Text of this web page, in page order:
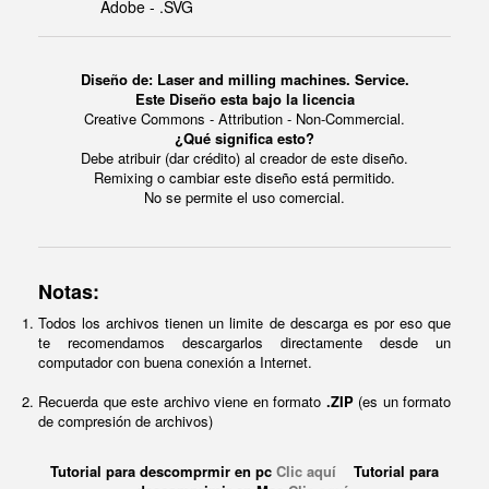
Adobe - .SVG
Diseño de: Laser and milling machines. Service.
Este Diseño esta bajo la licencia
Creative Commons - Attribution - Non-Commercial.
¿Qué significa esto?
Debe atribuir (dar crédito) al creador de este diseño.
Remixing o cambiar este diseño está permitido.
No se permite el uso comercial.
Notas:
Todos los archivos tienen un limite de descarga es por eso que
te recomendamos descargarlos directamente desde un
computador con buena conexión a Internet.
Recuerda que este archivo viene en formato .ZIP(es un formato
de compresión de archivos)
Tutorial para descomprmir en pc Clic aquí Tutorial para